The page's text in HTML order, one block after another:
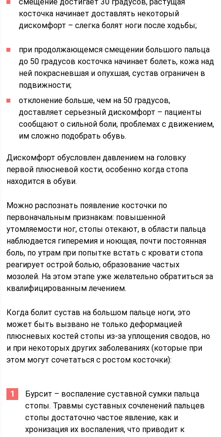
косточка начинает доставлять некоторый
дискомфорт – слегка болят ноги после ходьбы;
при продолжающемся смещении большого пальца
до 50 градусов косточка начинает болеть, кожа над
ней покрасневшая и опухшая, сустав ограничен в
подвижности;
отклонение больше, чем на 50 градусов,
доставляет серьезный дискомфорт – пациенты
сообщают о сильной боли, проблемах с движением,
им сложно подобрать обувь.
Дискомфорт обусловлен давлением на головку
первой плюсневой кости, особенно когда стопа
находится в обуви.
Можно распознать появление косточки по
первоначальным признакам: повышенной
утомляемости ног, стопы отекают, в области пальца
наблюдается гиперемия и ноющая, почти постоянная
боль, по утрам при попытке встать с кровати стопа
реагирует острой болью, образование частых
мозолей. На этом этапе уже желательно обратиться за
квалифицированным лечением.
Когда болит сустав на большом пальце ноги, это
может быть вызвано не только деформацией
плюсневых костей стопы из-за уплощения сводов, но
и при некоторых других заболеваниях (которые при
этом могут сочетаться с ростом косточки):
Бурсит – воспаление суставной сумки пальца
стопы. Травмы суставных сочленений пальцев
стопы достаточно частое явление, как и
хронизация их воспаления, что приводит к